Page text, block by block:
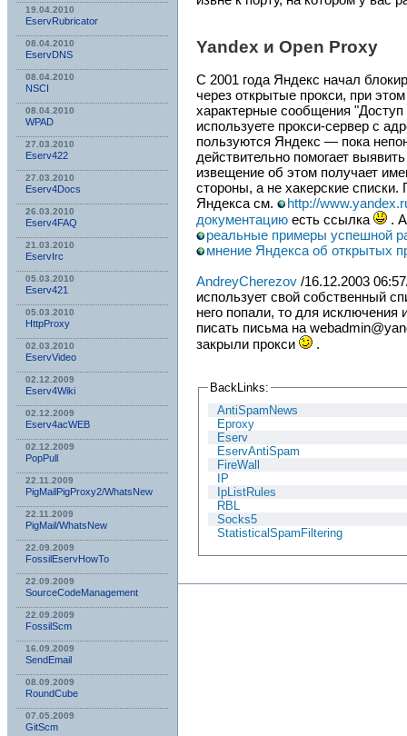
19.04.2010
EservRubricator
08.04.2010
EservDNS
08.04.2010
NSСI
08.04.2010
WPAD
27.03.2010
Eserv422
27.03.2010
Eserv4Docs
26.03.2010
Eserv4FAQ
21.03.2010
EservIrc
05.03.2010
Eserv421
05.03.2010
HttpProxy
02.03.2010
EservVideo
02.12.2009
Eserv4Wiki
02.12.2009
Eserv4acWEB
02.12.2009
PopPull
22.11.2009
PigMailPigProxy2/WhatsNew
22.11.2009
PigMail/WhatsNew
22.09.2009
FossilEservHowTo
22.09.2009
SourceCodeManagement
22.09.2009
FossilScm
16.09.2009
SendEmail
08.09.2009
RoundCube
07.05.2009
GitScm
Yandex и Open Proxy
С 2001 года Яндекс начал
через открытые прокси, при
характерные сообщения
используете прокси-сервер с
пользуются Яндекс — пока
действительно помогает
извещение об этом получает
стороны, а не хакерские
Яндекса см.
http://
документацию есть ссылка
.
реальные примеры успешной
мнение Яндекса об открытых
AndreyCherezov /16.12.2003
использует свой собственный
него попали, то для исключения
писать письма на
закрыли прокси
.
BackLinks:
AntiSpamNews
Eproxy
Eserv
EservAntiSpam
FireWall
IP
IpListRules
RBL
Socks5
StatisticalSpamFiltering